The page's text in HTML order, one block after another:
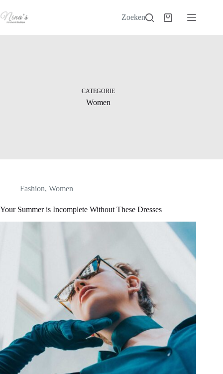
naar
de
Zoeken Winkelwagen
CATEGORIE
Women
Fashion, Women
Your Summer is Incomplete Without These Dresses